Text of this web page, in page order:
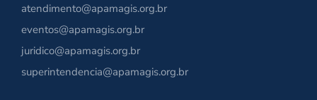
atendimento@apamagis.org.br
eventos@apamagis.org.br
juridico@apamagis.org.br
superintendencia@apamagis.org.br